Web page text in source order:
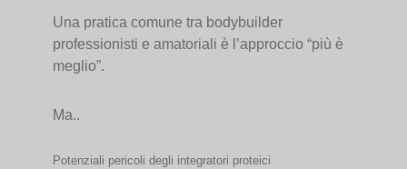
Una pratica comune tra bodybuilder
professionisti e amatoriali è l’approccio “più è
meglio”.
Ma..
Potenziali pericoli degli integratori proteici